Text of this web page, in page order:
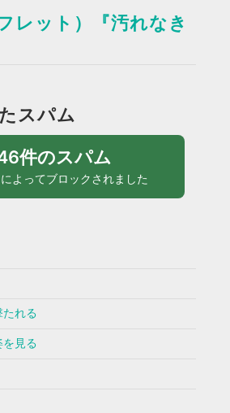
レット）『汚れなき
スパム
件のスパム
によってブロックされました
たれる
を見る